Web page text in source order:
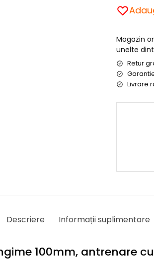
Magazin
unelte
Retur
Livrare
Descriere Informații suplimentare
100mm, antrenare cu